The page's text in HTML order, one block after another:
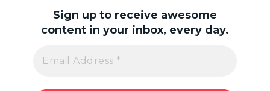
Sign up to receive awesome
content in your inbox, every day.